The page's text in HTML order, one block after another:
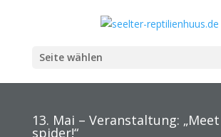
Seite wählen
13. Mai – Veranstaltung:
spider!“